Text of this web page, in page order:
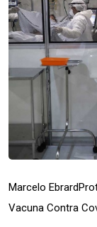
Marcelo Ebrard
Vacuna Contra